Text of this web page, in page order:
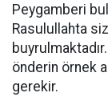
Peygamberi
Rasulullahta
önderin örnek
gerekir.